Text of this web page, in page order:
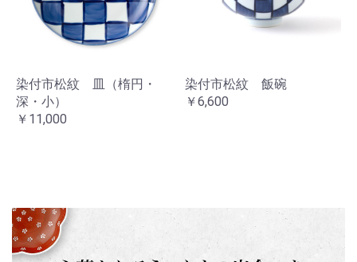
お買い物を続ける カートへ進む
染付市松紋 皿（楕円・
深・小）
￥11,000
染付市松紋 飯碗
￥6,600